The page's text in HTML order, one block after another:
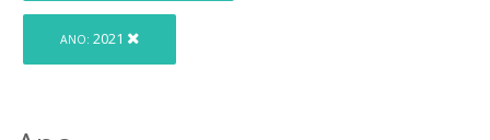
ANO: 2021